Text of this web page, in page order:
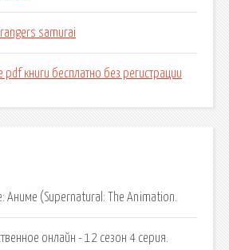
samurai
pdf книги бесплатно без регистрации
Аниме (Supernatural: The Animation.
онлайн - 12 сезон 4 серия.